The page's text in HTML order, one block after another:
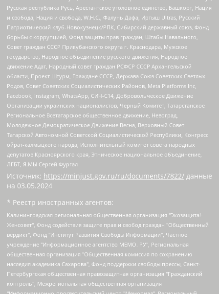
Русская республика Русь, Арестантское уголовное единство, Башкорт, Нация
и свобода, Нация и свобода, W.H.С., Фалунь Дафа, Иртыш Ultras, Русский
Патриотический клуб-Новокузнецк/РПК, Сибирский державный союз, Фонд
борьбы с коррупцией, Фонд защиты прав граждан, Штабы Навального,
Совет граждан СССР Прикубанского округа г. Краснодара, Мужское
государство, Народное объединение русского движения, Народное
движение Адат, Народный совет граждан РСФСР СССР Архангельской
области, Проект Штурм, Граждане СССР, Держава Союз Советских Светлых
Родов, Совет Советских Социалистических Районов, Meta Platforms Inc,
Facebook, Instagram, WhatsApp, СИЧ-С14, Добровольческое Движение
Организации украинских националистов, Черный Комитет, Татарстанское
Региональное Всетатарское общественное движение, Невоград,
Молодежное Демократическое Движение Весна, Верховный Совет
Татарской Автономной Советской Социалистической Республики, Конгресс
ойрат-калмыцкого народа, Исполнительный комитет совета народных
депутатов Красноярского края, Этническое национальное объединение,
ЛГБТ, Я.МЫ Сергей Фургал
Источник: https://minjust.gov.ru/ru/documents/7822/ данные
на 03.05.2024
* Реестр иностранных агентов:
Калининградская региональная общественная организация "Экозащита!-Женсовет", Фонд содействия защите прав и свобод граждан "Общественный вердикт", Фонд "Институт Развития Свободы Информации", Частное учреждение "Информационное агентство МЕМО. РУ", Региональная общественная организация "Общественная комиссия по сохранению наследия академика Сахарова", Фонд поддержки свободы прессы, Санкт-Петербургская общественная правозащитная организация "Гражданский контроль", Межрегиональная общественная организация "Информационно-просветительский центр "Мемориал", Региональный Фонд "Центр Защиты Прав Средств Массовой Информации", с 05.12.2023 Фонд "Центр Защиты Прав Средств массовой информации", Региональная общественная благотворительная организация помощи беженцам и мигрантам "Гражданское содействие", Негосударственное образовательное учреждение дополнительного профессионального образования (повышение квалификации) специалистов "АКАДЕМИЯ ПО ПРАВАМ ЧЕЛОВЕКА", Свердловская региональная общественная организация "Сутяжник", Автономная некоммерческая организация "Центр независимых социологических исследований", Союз общественных объединений "Российский исследовательский центр по правам человека", Региональное общественное учреждение научно-информационный центр "МЕМОРИАЛ", Некоммерческая организация "Фонд защиты гласности", Автономная некоммерческая организация "Институт прав человека", Городская общественная организация "Екатеринбургское общество "МЕМОРИАЛ", Городская общественная организация "Рязанское историко-просветительское и правозащитное общество "Мемориал" (Рязанский Мемориал), Челябинский региональный орган общественной самодеятельности – женское общественное объединение "Женщины Евразии", Челябинский региональный орган общественной самодеятельности "Уральская правозащитная группа", Фонд содействия защите здоровья и социальной справедливости имени Андрея Рылькова, Автономная Некоммерческая Организация "Аналитический Центр Юрия Левады", Автономная некоммерческая организация социальной поддержки населения "Проект Апрель", Региональная общественная организация помощи женщинам и детям, находящимся в кризисной ситуации "Информационно-методический центр "Анна", Фонд содействия развитию массовых коммуникаций и правовому просвещению "Так-так-Так", Фонд содействия устойчивому развитию "Серебряная тайга", Свердловский региональный общественный фонд социальных проектов "Новое время", "Idel.Реалии", Кавказ.Реалии, Крым.Реалии, Телеканал Настоящее Время, Татаро-башкирская служба Радио Свобода (Azatliq Radiosi), Радио Свободная Европа/Радио Свобода (PCE/PC), "Сибирь.Реалии", "Фактограф", Благотворительный фонд помощи осужденным и их семьям, Автономная некоммерческая организация "Институт глобализации и социальных движений", Фонд "В защиту прав заключенных", Частное учреждение "Центр поддержки и содействия развитию средств массовой информации", Пензенский региональный общественный благотворительный фонд "Гражданский союз", "Север.Реалии", Некоммерческая организация Фонд "Правовая инициатива", Общество с ограниченной ответственностью "Радио Свободная Европа/Радио Свобода", Чешское информационное агентство "MEDIUM-ORIENT", Красноярская региональная общественная организация "Мы против СПИДа", Камалягин Денис Николаевич, Маркелов Сергей Евгеньевич, Пономарев Лев Александрович, Савицкая Людмила Алексеевна, Автономная некоммерческая организация "Центр по работе с проблемой насилия "НАСИЛИЮ.НЕТ", Межрегиональный профессиональный союз работников здравоохранения "Альянс врачей", Юридическое лицо, зарегистрированное в Латвийской Республике, SIA "Medusa Project" (регистрационный номер 40103797863, дата регистрации 10.06.2014), Некоммерческая организация "Фонд по борьбе с коррупцией", Автономная некоммерческая организация "Институт права и публичной политики", Баданин Роман Сергеевич, Гликин Максим Александрович, Железнова Мария Михайловна, Лукьянова Юлия Сергеевна, Маетная Елизавета Витальевна, Маняхин Петр Борисович, Чуракова Ольга Владимировна, Ярош Юлия Петровна, Юридическое лицо "The Insider SIA", зарегистрированное в Риге, Латвийская Республика (дата регистрации 26.06.2015), являющееся администратором доменного имени интернет-издания "The Insider SIA", https://theins.ru, Постернак Алексей Евгеньевич, Рубин Михаил Аркадьевич, Анин Роман Александрович, Юридическое лицо Istories fonds, зарегистрированное в Латвийской Республике (регистрационный номер 50008295751, дата регистрации 24.02.2020), Великовский Дмитрий Александрович, Долинина Ирина Николаевна, Мароховская Алеся Алексеевна, Шлейнов Роман Юрьевич, Шмагун Олеся Валентиновна, Общество с ограниченной ответственностью "Альтаир 2021", Общество с ограниченной ответственностью "Вега 2021", Общество с ограниченной ответственностью "Главный редактор 2021", Общество с ограниченной ответственностью "Ромашки монолит", Важенков Артем Валерьевич, Ивановская областная общественная организация "Центр гендерных исследований", Гурман Юрий Альбертович, Медиапроект "ОВД-Инфо", Егоров Владимир Владимирович, Жилинский Владимир Александрович, Общество с ограниченной ответственностью "ЗП", Иванова София Юрьевна, Карезина Инна Павловна, Кильтау Екатерина Викторовна, Петров Алексей Викторович, Пискунов Сергей Евгеньевич, Смирнов Сергей Сергеевич, Тихонов Михаил Сергеевич, Общество с ограниченной ответственностью "ЖУРНАЛИСТ-ИНОСТРАННЫЙ АГЕНТ", Арапова Галина Юрьевна, Вольтская Татьяна Анатольевна, Американская компания "Mason G.E.S. Anonymous Foundation" (США), являющаяся владельцем интернет-издания https://mnews.world/, Компания "Stichting Bellingcat", зарегистрированная в Нидерландах (дата регистрации 11.07.2018), Захаров Андрей Вячеславович, Клепиковская Екатерина Дмитриевна, Общество с ограниченной ответственностью "МЕМО", Перл Роман Александрович, Симонов Евгений Алексеевич, Соловьева Елена Анатольевна, Сотников Даниил Владимирович, Сурначева Елизавета Дмитриевна, Автономная некоммерческая организация по защите прав человека и информированию населения "Якутия – Наше Мнение", Общество с ограниченной ответственностью "Москоу диджитал медиа", с 26.01.2023 Общество с ограниченной ответственностью "Чайка Белые сады", Ветошкина Валерия Валерьевна, Заговора Максим Александрович, Межрегиональное общественное движение "Российская ЛГБТ - сеть", Оленичев Максим Владимирович, Павлов Иван Юрьевич, Скворцова Елена Сергеевна, Общество с ограниченной ответственностью "Как бы инагент", Кочетков Игорь Викторович, Общество с ограниченной ответственностью "Честные выборы", Еланчик Олег Александрович, Общество с ограниченной ответственностью "Нобелевский призыв", Гималова Регина Эмилевна, Григорьев Андрей Валерьевич, Григорьева Алина Александровна, Ассоциация по содействию защите прав призывников, альтернативнослужащих и военнослужащих "Правозащитная группа "Гражданин.Армия.Право", Хисамова Регина Фаритовна, Автономная некоммерческая организация по реализации социально-правовых программ "Лилит", Дальневосточное общественное движение "Маяк", Санкт-Петербургская ЛГБТ-инициативная группа "Выход", Инициативная группа ЛГБТ+ "Реверс", Алексеев Андрей Викторович, Бекбулатова Таисия Львовна, Беляев Иван Михайлович, Владыкина Елена Сергеевна, Гельман Марат Александрович, Никульшина Вероника Юрьевна, Толоконникова Надежда Андреевна, Шендерович Виктор Анатольевич, Общество с ограниченной ответственностью "Данное сообщение", Общество с ограниченной ответственностью Издательский дом "Новая глава", Айнбиндер Александра Александровна, Московский комьюнити-центр для ЛГБТ+инициатив, Благотворительный фонд развития филантропии, Deutsche Welle (Германия, Kurt-Schumacher-Strasse 3, 53113 Bonn), Борзунова Мария Михайловна, Воробьев Виктор Викторович, Голубева Анна Львовна, Константинова Алла Михайловна, Малкова Ирина Владимировна, Мурадов Мурад Абдулгалимович, Осетинская Елизавета Николаевна, Понасенков Евгений Николаевич, Ганапольский Матвей Юрьевич, Киселев Евгений Алексеевич, Борухович Ирина Григорьевна, Дремин Иван Тимофеевич, Дубровский Дмитрий Викторович, Красноярская региональная общественная организация поддержки и развития альтернативных образовательных технологий и межкультурных коммуникаций "ИНТЕРРА", Маяковская Екатерина Алексеевна, Фейгин Марк Захарович, Филимонов Андрей Викторович, Дзугкоева Регина Николаевна, Доброхотов Роман Александрович, Дудь Юрий Александрович, Елкин Сергей Владимирович, Кругликов Кирилл Игоревич, Сабунаева Мария Леонидовна, Семенов Алексей Владимирович, Шаинян Карен Багратович, Шульман Екатерина Михайловна, Асафьев Артур Валерьевич, Вахштайн Виктор Семенович, Венедиктов Алексей Алексеевич, Лушникова Екатерина Евгеньевна, Волков Леонид Михайлович, Невзоров Александр Глебович, Пархоменко Сергей Борисович, Сироткин Ярослав Николаевич, Кара-Мурза Владимир Владимирович, Баранова Наталья Владимировна, Гозман Леонид Яковлевич, Кагарлицкий Борис Юльевич, Климарев Михаил Валерьевич, Милов Владимир Станиславович, Автономная некоммерческая организация Краснодарский центр современного искусства "Типография", Моргенштерн Алишер Тагирович, Соболь Любовь Эдуардовна, Общество с ограниченной ответственностью "ЛИЗА НОРМ", Каспаров Гарри Кимович, Ходорковский Михаил Борисович, Общество с ограниченной ответственностью "Апрельские тезисы", Данилович Ирина Брониславовна, Кашин Олег Владимирович, Петров Николай Владимирович, Пивоваров Алексей Владимирович, Соколов Михаил Владимирович, Цветкова Юлия Владимировна, Чичваркин Евгений Александрович, Комитет против пыток/Команда против пыток, Общество с ограниченной ответственностью "Первый научный", Общество с ограниченной ответственностью "Вертолет и ко", Белоцерковская Вероника Борисовна, Кац Максим Евгеньевич, Лазарева Татьяна Юрьевна, Шаведдинов Руслан Табризович, Яшин Илья Валерьевич, Общество с ограниченной ответственностью "Иноагент ААВ", Алешковский Дмитрий Петрович, Альбац Евгения Марковна, Быков Дмитрий Львович, Галямина Юлия Евгеньевна, Лойко Сергей Леонидович, Мартынов Кирилл Константинович, Медведев Сергей Александрович, Крашенинников Федор Геннадиевич, Гордеева Катерина Вл